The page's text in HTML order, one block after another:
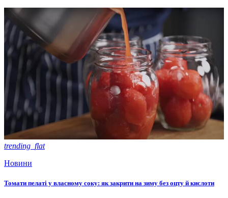
trending_flat
Новини
Томати пелаті у власному соку: як закрити на зиму без оцту й кислоти